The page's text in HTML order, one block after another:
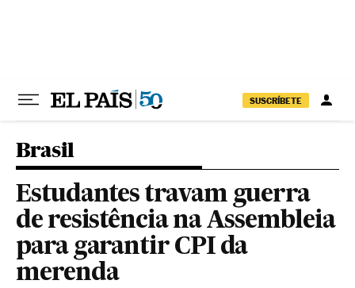
SUSCRÍBETE
Brasil
Estudantes travam guerra
de resistência na Assembleia
para garantir CPI da
merenda